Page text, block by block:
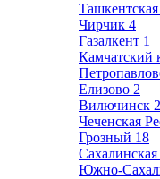
Ташкентская
Чирчик 4
Газалкент 1
Камчатский
Елизово 2
Вилючинск 2
Чеченская
Грозный 18
Сахалинская
Южно-